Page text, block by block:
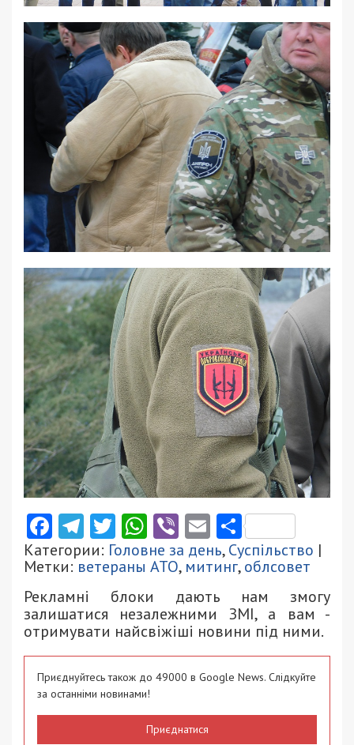
Facebook
Telegram
Twitter
WhatsApp
ViberEmail
Категории: Головне за день,Суспільство |
Метки: ветераны АТО, митинг,облсовет
Рекламні блоки дають нам змогу
залишатися незалежними ЗМІ, а вам -
отримувати найсвіжіші новини під ними.
Приєднуйтесь також до 49000 в Google News. Слідкуйте
за останніми новинами!
Приєднатися